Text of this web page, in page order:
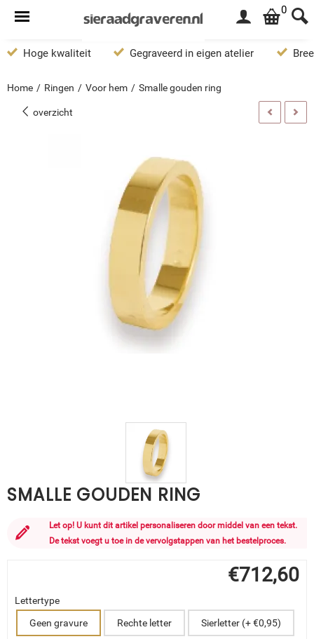
0
Hoge kwaliteit Gegraveerd in eigen atelier
Home / Ringen / Voor hem / Smalle gouden ring
overzicht
SMALLE GOUDEN RING
Let op! U kunt dit artikel personaliseren door middel van een tekst.
De tekst voegt u toe in de vervolgstappen van het bestelproces.
€712,60
Lettertype
Geen gravure
Rechte letter
Sierletter (+ €0,95)